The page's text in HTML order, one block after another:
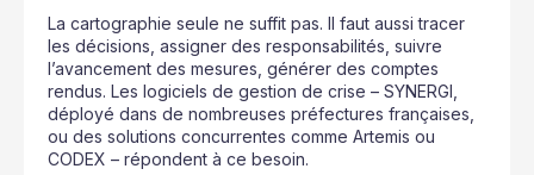
La cartographie seule ne suffit pas. Il faut aussi tracer
les décisions, assigner des responsabilités, suivre
l’avancement des mesures, générer des comptes
rendus. Les logiciels de gestion de crise – SYNERGI,
déployé dans de nombreuses préfectures françaises,
ou des solutions concurrentes comme Artemis ou
CODEX – répondent à ce besoin.